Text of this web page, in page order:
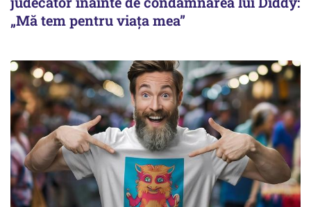
„Mă tem pentru viața mea”